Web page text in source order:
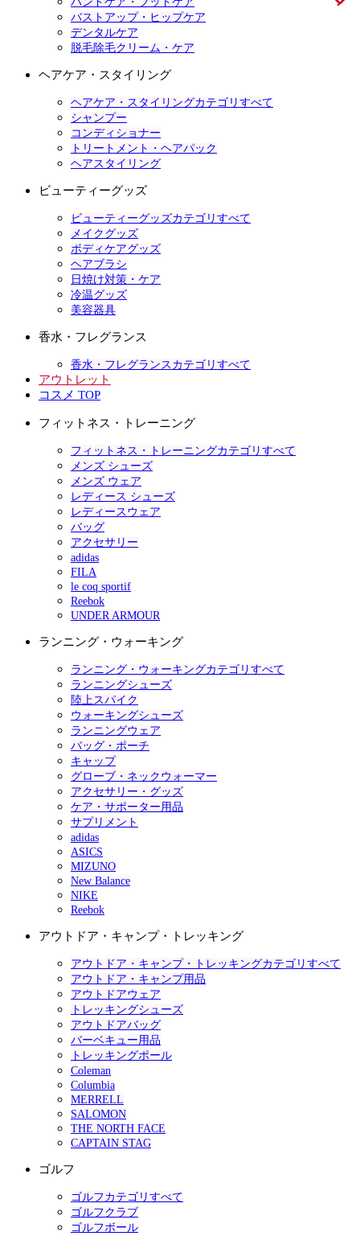
バストアップ・ヒップケア
デンタルケア
脱毛除毛クリーム・ケア
ヘアケア・スタイリング
ヘアケア・スタイリングカテゴリすべて
シャンプー
コンディショナー
トリートメント・ヘアパック
ヘアスタイリング
ビューティーグッズ
ビューティーグッズカテゴリすべて
メイクグッズ
ボディケアグッズ
ヘアブラシ
日焼け対策・ケア
冷温グッズ
美容器具
香水・フレグランス
香水・フレグランスカテゴリすべて
アウトレット
コスメ TOP
フィットネス・トレーニング
フィットネス・トレーニングカテゴリすべて
メンズ シューズ
メンズ ウェア
レディース シューズ
レディースウェア
バッグ
アクセサリー
adidas
FILA
le coq sportif
Reebok
UNDER ARMOUR
ランニング・ウォーキング
ランニング・ウォーキングカテゴリすべて
ランニングシューズ
陸上スパイク
ウォーキングシューズ
ランニングウェア
バッグ・ポーチ
キャップ
グローブ・ネックウォーマー
アクセサリー・グッズ
ケア・サポーター用品
サプリメント
adidas
ASICS
MIZUNO
New Balance
NIKE
Reebok
アウトドア・キャンプ・トレッキング
アウトドア・キャンプ・トレッキングカテゴリすべて
アウトドア・キャンプ用品
アウトドアウェア
トレッキングシューズ
アウトドアバッグ
バーベキュー用品
トレッキングポール
Coleman
Columbia
MERRELL
SALOMON
THE NORTH FACE
CAPTAIN STAG
ゴルフ
ゴルフカテゴリすべて
ゴルフクラブ
ゴルフボール